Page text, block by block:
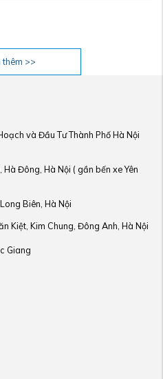
thêm >>
và Đầu Tư Thành Phố Hà Nội
Hà Đông, Hà Nội ( gần bến xe Yên
Biên, Hà Nội
Kiệt, Kim Chung, Đông Anh, Hà Nội
Giang